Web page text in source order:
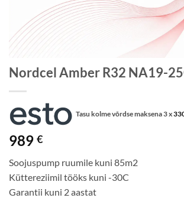
Nordcel Amber R32 NA19-
Tasu kolme võrdse maksena 3 x
989 €
Soojuspump ruumile kuni 85m2
Küttereziimil tööks kuni -30C
Garantii kuni 2 aastat